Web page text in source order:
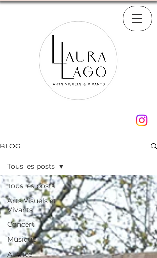
BLOG
Tous les posts
Arts Visuels et
Vivants
Concert
Musique
Autrice
Tous les posts